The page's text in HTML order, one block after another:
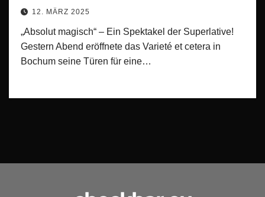
12. MÄRZ 2025
„Absolut magisch“ – Ein Spektakel der Superlative!
Gestern Abend eröffnete das Varieté et cetera in
Bochum seine Türen für eine…